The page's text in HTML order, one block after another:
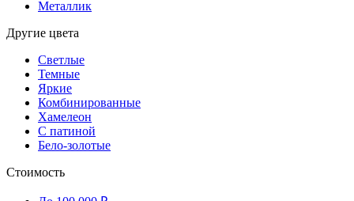
Металлик
Другие цвета
Светлые
Темные
Яркие
Комбинированные
Хамелеон
С патиной
Бело-золотые
Стоимость